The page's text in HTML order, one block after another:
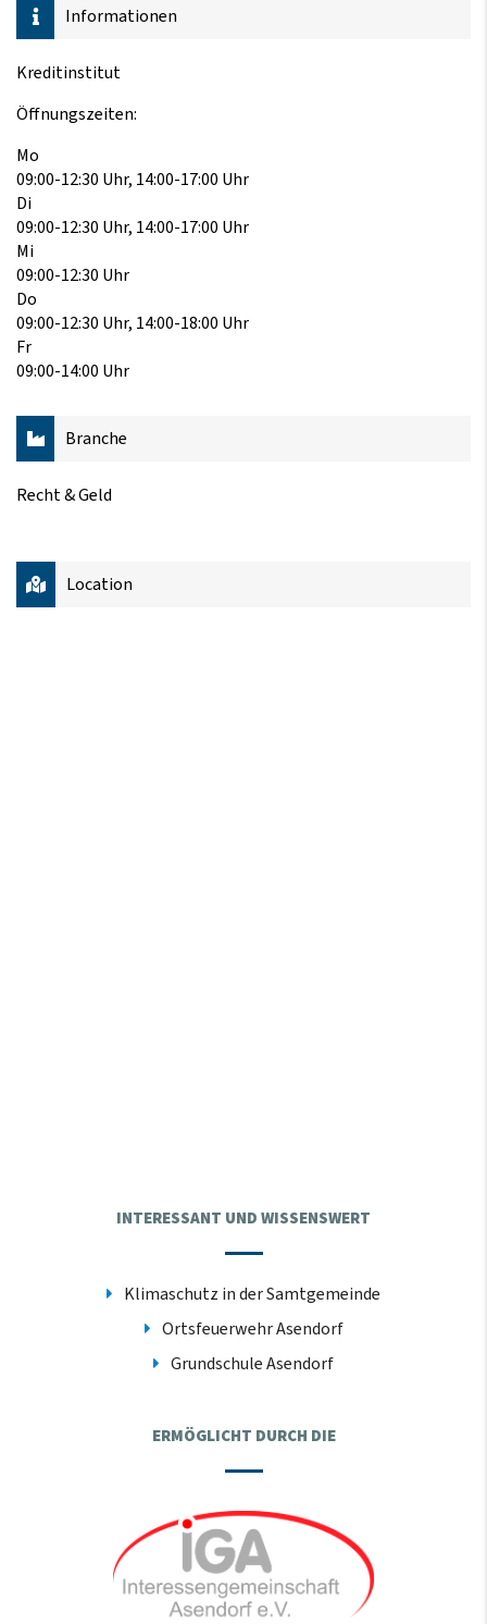
Informationen
Kreditinstitut
Öffnungszeiten:
Mo
09:00-12:30 Uhr, 14:00-17:00 Uhr
Di
09:00-12:30 Uhr, 14:00-17:00 Uhr
Mi
09:00-12:30 Uhr
Do
09:00-12:30 Uhr, 14:00-18:00 Uhr
Fr
09:00-14:00 Uhr
Branche
Recht & Geld
Location
INTERESSANT UND WISSENSWERT
Klimaschutz in der Samtgemeinde
Ortsfeuerwehr Asendorf
Grundschule Asendorf
ERMÖGLICHT DURCH DIE